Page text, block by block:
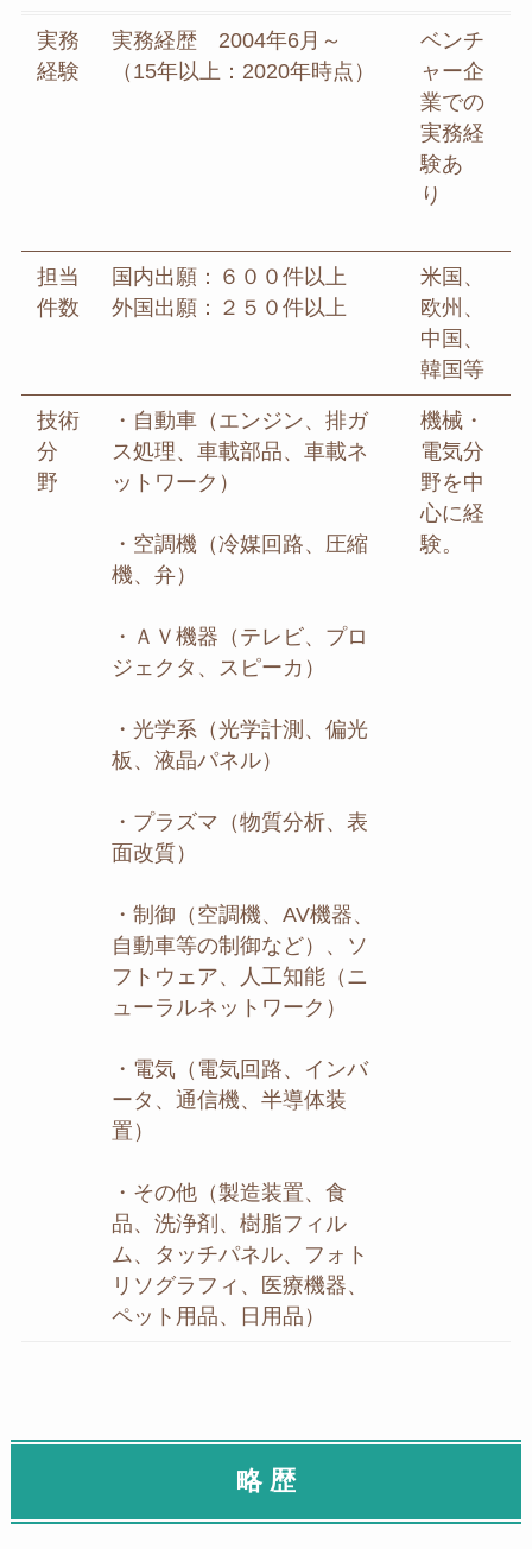
実務
経験
実務経歴 2004年6月～
（15年以上：2020年時点）
ベンチ
ャー企
業での
実務経
験あ
り
担当
件数
国内出願：６００件以上
外国出願：２５０件以上
米国、
欧州、
中国、
韓国等
技術
分
野
・自動車（エンジン、排ガ
ス処理、車載部品、車載ネ
ットワーク）
・空調機（冷媒回路、圧縮
機、弁）
・ＡＶ機器（テレビ、プロ
ジェクタ、スピーカ）
・光学系（光学計測、偏光
板、液晶パネル）
・プラズマ（物質分析、表
面改質）
・制御（空調機、AV機器、
自動車等の制御など）、ソ
フトウェア、人工知能（ニ
ューラルネットワーク）
・電気（電気回路、インバ
ータ、通信機、半導体装
置）
・その他（製造装置、食
品、洗浄剤、樹脂フィル
ム、タッチパネル、フォト
リソグラフィ、医療機器、
ペット用品、日用品）
機械・
電気分
野を中
心に経
験。
略 歴